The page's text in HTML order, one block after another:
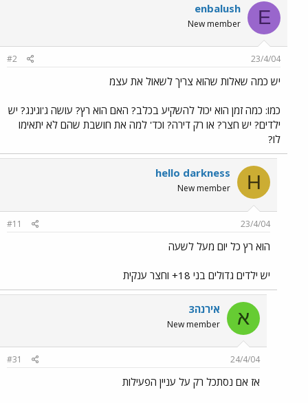
E
enbalush
New member
23/4/04
#2
יש כמה שאלות שהוא צריך לשאול את עצמ
כמו: כמה זמן הוא יכול להשקיע בכלב? האם הוא רץ? עושה ג'וגינג? יש
ילדים? יש חצר? או רק דירה? וכד' למה את חושבת שהם לא יתאימו
לו?
H
hello darkness
New member
23/4/04
#11
הוא רץ כל יום מעל לשעה
יש ילדים גדולים בני 18+ וחצר ענקית
א אירנה3
New member
24/4/04
#31
אז אם נסתכל רק על עניין הפעילות